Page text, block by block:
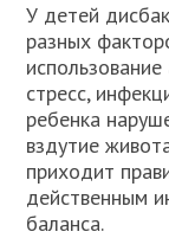
У детей
разных
стресс,
ребенка
вздутие
приходит
действенным
баланса.